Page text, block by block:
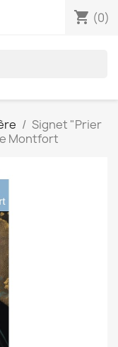
shopping_cart (0)
Signet "Prier
Montfort